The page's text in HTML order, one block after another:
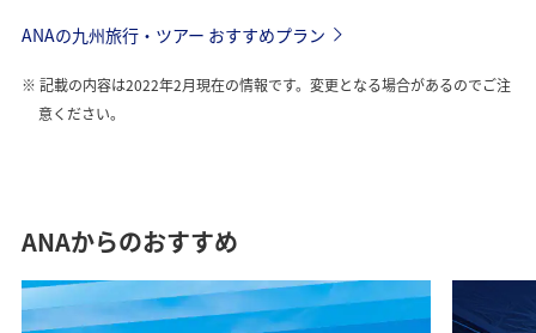
ANAの九州旅行・ツアー おすすめプラン
記載の内容は2022年2月現在の情報です。変更となる場合があるのでご注
意ください。
ANAからのおすすめ